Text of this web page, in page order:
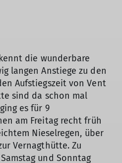
die wunderbare
langen Anstiege zu den
Aufstiegszeit von Vent
sind da schon mal
es für 9
am Freitag recht früh
Nieselregen, über
Vernagthütte. Zu
und Sonntag